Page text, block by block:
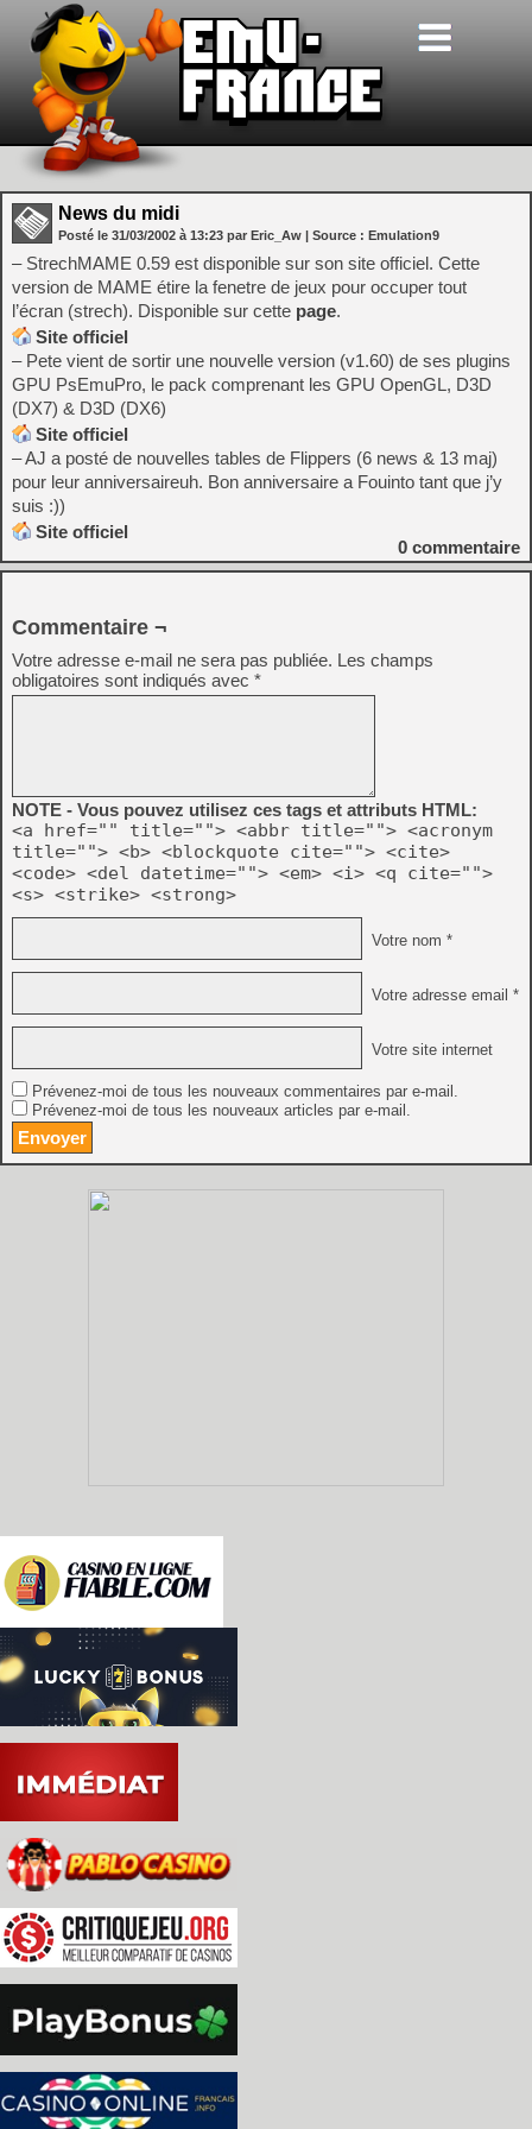
News du midi
Posté le 31/03/2002 à 13:23 par Eric_Aw | Source : Emulation9
– StrechMAME 0.59 est disponible sur son site officiel. Cette
version de MAME étire la fenetre de jeux pour occuper tout
l’écran (strech). Disponible sur cette page.
Site officiel
– Pete vient de sortir une nouvelle version (v1.60) de ses plugins
GPU PsEmuPro, le pack comprenant les GPU OpenGL, D3D
(DX7) & D3D (DX6)
Site officiel
– AJ a posté de nouvelles tables de Flippers (6 news & 13 maj)
pour leur anniversaireuh. Bon anniversaire a Fouinto tant que j’y
suis :))
Site officiel
0 commentaire
Commentaire ¬
Votre adresse e-mail ne sera pas publiée. Les champs
obligatoires sont indiqués avec *
NOTE - Vous pouvez utilisez ces tags et attributs HTML:
<a href="" title=""> <abbr title=""> <acronym
title=""> <b> <blockquote cite=""> <cite>
<code> <del datetime=""> <em> <i> <q cite="">
<s> <strike> <strong>
Votre nom *
Votre adresse email *
Votre site internet
Prévenez-moi de tous les nouveaux commentaires par e-mail.
Prévenez-moi de tous les nouveaux articles par e-mail.